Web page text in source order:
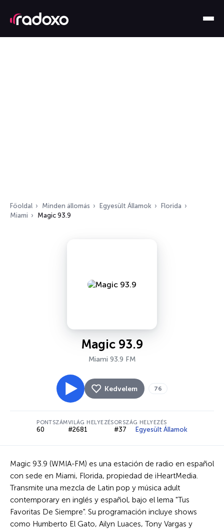
Főoldal Minden állomás Egyesült Államok
Florida
Miami
Magic 93.9
Magic 93.9
Miami 93.9 FM
Kedvelem 76
PONTSZÁM
60
VILÁG HELYEZÉS
#2681
ORSZÁG HELYEZÉS
#37 Egyesült Államok
Magic 93.9 (WMIA-FM) es una estación de radio en español
con sede en Miami, Florida, propiedad de iHeartMedia.
Transmite una mezcla de Latin pop y música adult
contemporary en inglés y español, bajo el lema "Tus
Favoritas De Siempre". Su programación incluye shows
como Humberto El Gato, Ailyn Luaces, Tony Vargas y